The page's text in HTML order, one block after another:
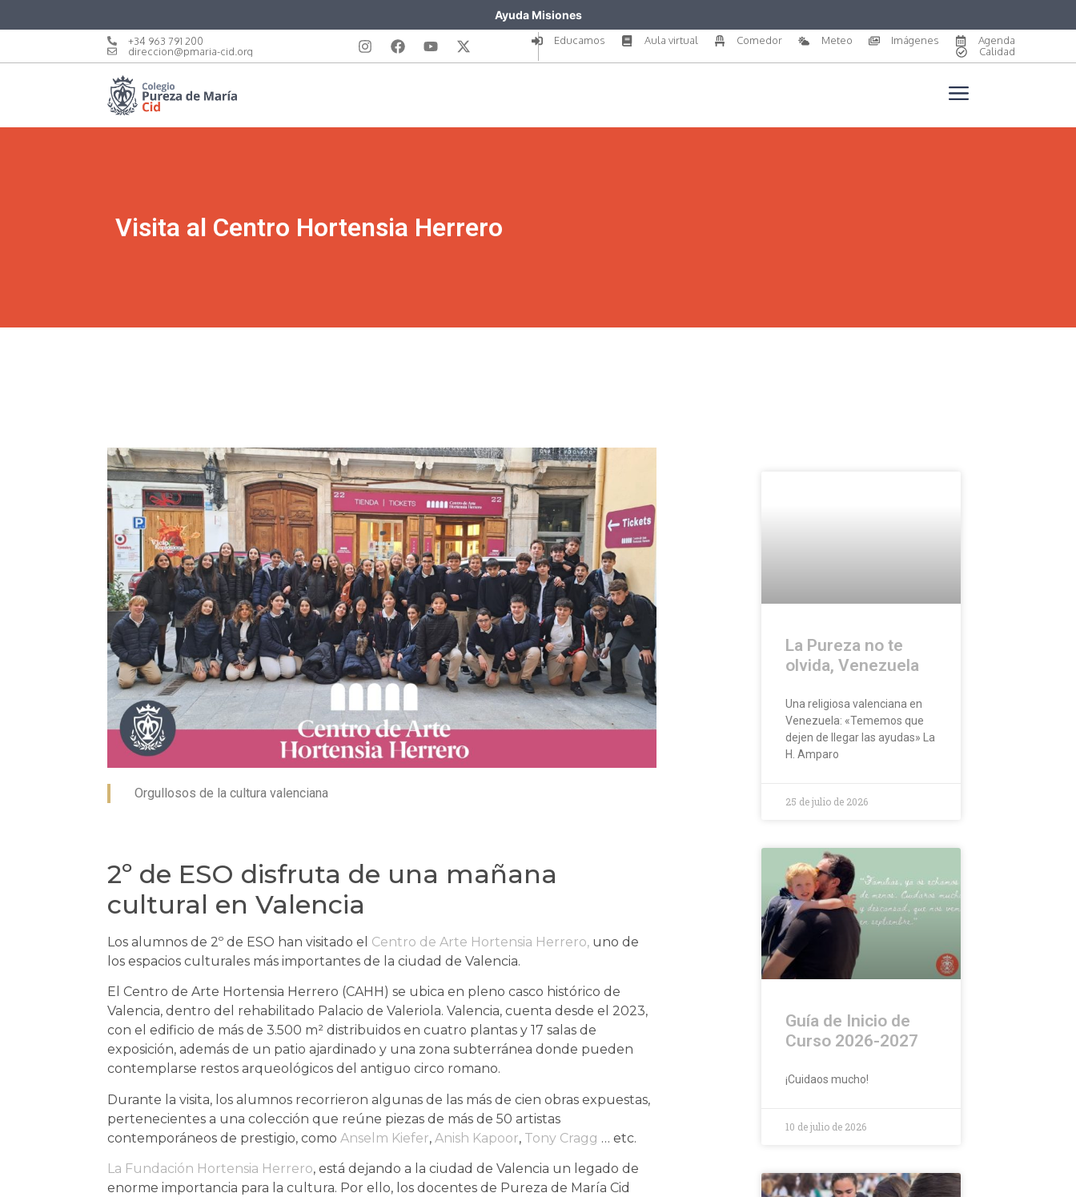
Ayuda Misiones
+34 963 791 200
direccion@pmaria-cid.org
Educamos Aula virtual Comedor Meteo Imágenes
Agenda
Calidad
Visita al Centro Hortensia Herrero
Orgullosos de la cultura valenciana
2º de ESO disfruta de una mañana
cultural en Valencia
Los alumnos de 2º de ESO han visitado el Centro de Arte Hortensia Herrero, uno de
los espacios culturales más importantes de la ciudad de Valencia.
El Centro de Arte Hortensia Herrero (CAHH) se ubica en pleno casco histórico de
Valencia, dentro del rehabilitado Palacio de Valeriola. Valencia, cuenta desde el 2023,
con el edificio de más de 3.500 m² distribuidos en cuatro plantas y 17 salas de
exposición, además de un patio ajardinado y una zona subterránea donde pueden
contemplarse restos arqueológicos del antiguo circo romano.
Durante la visita, los alumnos recorrieron algunas de las más de cien obras expuestas,
pertenecientes a una colección que reúne piezas de más de 50 artistas
contemporáneos de prestigio, comoAnselm Kiefer,Anish Kapoor, Tony Cragg … etc.
La Fundación Hortensia Herrero, está dejando a la ciudad de Valencia un legado de
enorme importancia para la cultura. Por ello, los docentes de Pureza de María Cid
La Pureza no te
olvida, Venezuela
Una religiosa valenciana en
Venezuela: «Tememos que
dejen de llegar las ayudas» La
H. Amparo
25 de julio de 2026
Guía de Inicio de
Curso 2026-2027
¡Cuidaos mucho!
10 de julio de 2026